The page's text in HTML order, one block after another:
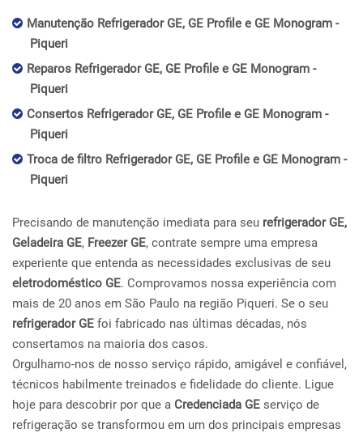
Manutenção Refrigerador GE, GE Profile e GE Monogram -
Piqueri
Reparos Refrigerador GE, GE Profile e GE Monogram -
Piqueri
Consertos Refrigerador GE, GE Profile e GE Monogram -
Piqueri
Troca de filtro Refrigerador GE, GE Profile e GE Monogram -
Piqueri
Precisando de manutenção imediata para seu refrigerador GE,
Geladeira GE, Freezer GE, contrate sempre uma empresa
experiente que entenda as necessidades exclusivas de seu
eletrodoméstico GE. Comprovamos nossa experiência com
mais de 20 anos em São Paulo na região Piqueri. Se o seu
refrigerador GE foi fabricado nas últimas décadas, nós
consertamos na maioria dos casos.
Orgulhamo-nos de nosso serviço rápido, amigável e confiável,
técnicos habilmente treinados e fidelidade do cliente. Ligue
hoje para descobrir por que a Credenciada GE serviço de
refrigeração se transformou em um dos principais empresas